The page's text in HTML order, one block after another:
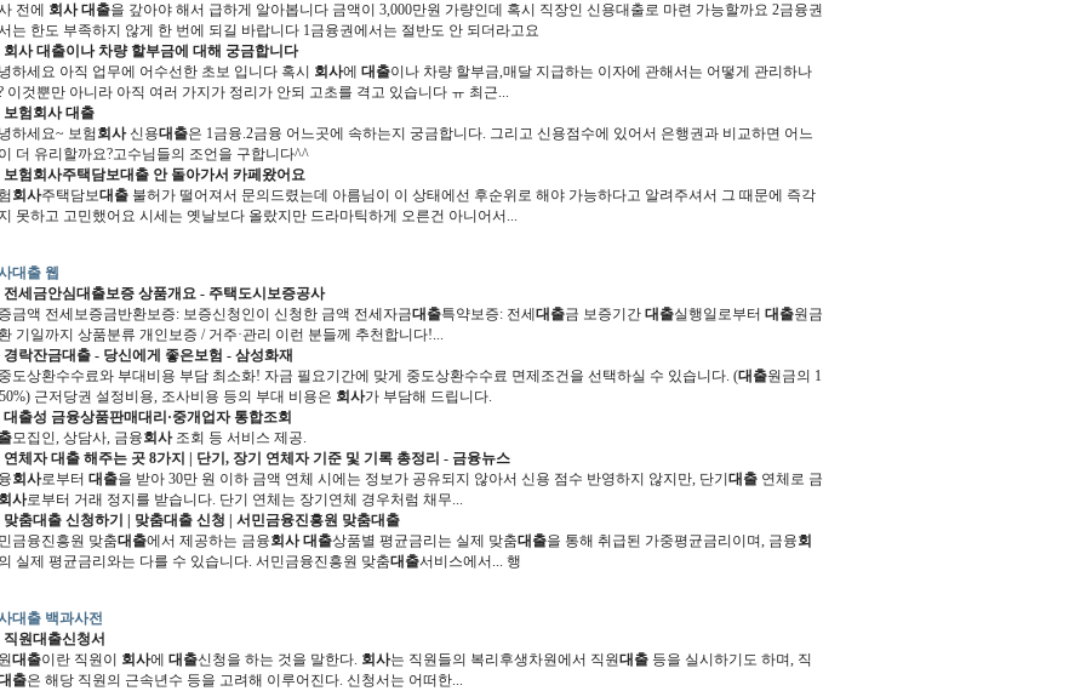
전에 회사 대출을 갚아야 해서 급하게 알아봅니다 금액이 3,000만원 가량인데 혹시 직장인 신용대출로 마련 가능할까요 2금융권
는 한도 부족하지 않게 한 번에 되길 바랍니다 1금융권에서는 절반도 안 되더라고요
회사 대출이나 차량 할부금에 대해 궁금합니다
하세요 아직 업무에 어수선한 초보 입니다 혹시
회사에 대출이나 차량 할부금,매달 지급하는 이자에 관해서는 어떻게 관리하나
이것뿐만 아니라 아직 여러 가지가 정리가 안되 고초를 격고 있습니다 ㅠ 최근...
보험 회사 대출
하세요~ 보험 회사신용대출은 1금융.2금융 어느곳에 속하는지 궁금합니다. 그리고 신용점수에 있어서 은행권과 비교하면 어느
더 유리할까요?고수님들의 조언을 구합니다^^
보험 회사주택담보대출안 돌아가서 카페왔어요
회사주택담보대출불허가 떨어져서 문의드렸는데 아름님이 이 상태에선 후순위로 해야 가능하다고 알려주셔서 그 때문에 즉각
못하고 고민했어요 시세는 옛날보다 올랐지만 드라마틱하게 오른건 아니어서...
대출 웹
전세금안심대출보증 상품개요 - 주택도시보증공사
금액 전세보증금반환보증: 보증신청인이 신청한 금액 전세자금대출특약보증: 전세 대출금 보증기간 대출실행일로부터 대출원금
기일까지 상품분류 개인보증 / 거주·관리 이런 분들께 추천합니다!...
경락잔금대출- 당신에게 좋은보험 - 삼성화재
도상환수수료와 부대비용 부담 최소화! 자금 필요기간에 맞게 중도상환수수료 면제조건을 선택하실 수 있습니다. (대출원금의 1
근저당권 설정비용, 조사비용 등의 부대 비용은 회사가 부담해 드립니다.
대출성 금융상품판매대리·중개업자 통합조회
모집인, 상담사, 금융회사조회 등 서비스 제공.
연체자대출해주는 곳 8가지 | 단기, 장기 연체자 기준 및 기록 총정리 - 금융뉴스
회사로부터 대출을 받아 30만 원 이하 금액 연체 시에는 정보가 공유되지 않아서 신용 점수 반영하지 않지만, 단기 대출연체로 금
사로부터 거래 정지를 받습니다. 단기 연체는 장기연체 경우처럼 채무...
맞춤대출신청하기 | 맞춤대출신청 | 서민금융진흥원 맞춤대출
금융진흥원 맞춤대출에서 제공하는 금융회사 대출상품별 평균금리는 실제 맞춤대출을 통해 취급된 가중평균금리이며, 금융회
실제 평균금리와는 다를 수 있습니다. 서민금융진흥원 맞춤대출서비스에서... 행
대출 백과사전
직원대출신청서
대출이란 직원이 회사에 대출신청을 하는 것을 말한다. 회사는 직원들의 복리후생차원에서 직원대출등을 실시하기도 하며, 직
출은 해당 직원의 근속년수 등을 고려해 이루어진다. 신청서는 어떠한...